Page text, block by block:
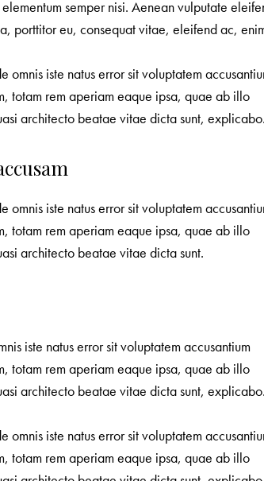
semper nisi. Aenean vulputate
porttitor eu, consequat vitae, eleifend ac,
omnis iste natus error sit voluptatem
totam rem aperiam eaque ipsa, quae ab illo
architecto beatae vitae dicta sunt,
omnis iste natus error sit voluptatem
totam rem aperiam eaque ipsa, quae ab illo
architecto beatae vitae dicta sunt.
iste natus error sit voluptatem accusantium
totam rem aperiam eaque ipsa, quae ab illo
architecto beatae vitae dicta sunt,
omnis iste natus error sit voluptatem
totam rem aperiam eaque ipsa, quae ab illo